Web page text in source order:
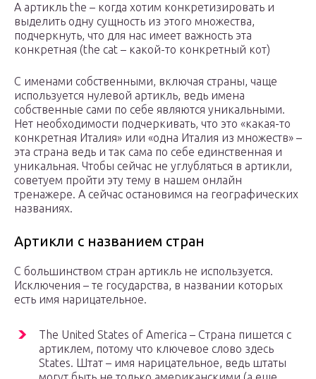
А артикль the – когда хотим конкретизировать и
выделить одну сущность из этого множества,
подчеркнуть, что для нас имеет важность эта
конкретная (the cat – какой-то конкретный кот)
С именами собственными, включая страны, чаще
используется нулевой артикль, ведь имена
собственные сами по себе являются уникальными.
Нет необходимости подчеркивать, что это «какая-то
конкретная Италия» или «одна Италия из множеств» –
эта страна ведь и так сама по себе единственная и
уникальная. Чтобы сейчас не углубляться в артикли,
советуем пройти эту тему в нашем онлайн
тренажере. А сейчас остановимся на географических
названиях.
Артикли с названием стран
С большинством стран артикль не используется.
Исключения – те государства, в названии которых
есть имя нарицательное.
The United States of America – Страна пишется с
артиклем, потому что ключевое слово здесь
States. Штат – имя нарицательное, ведь штаты